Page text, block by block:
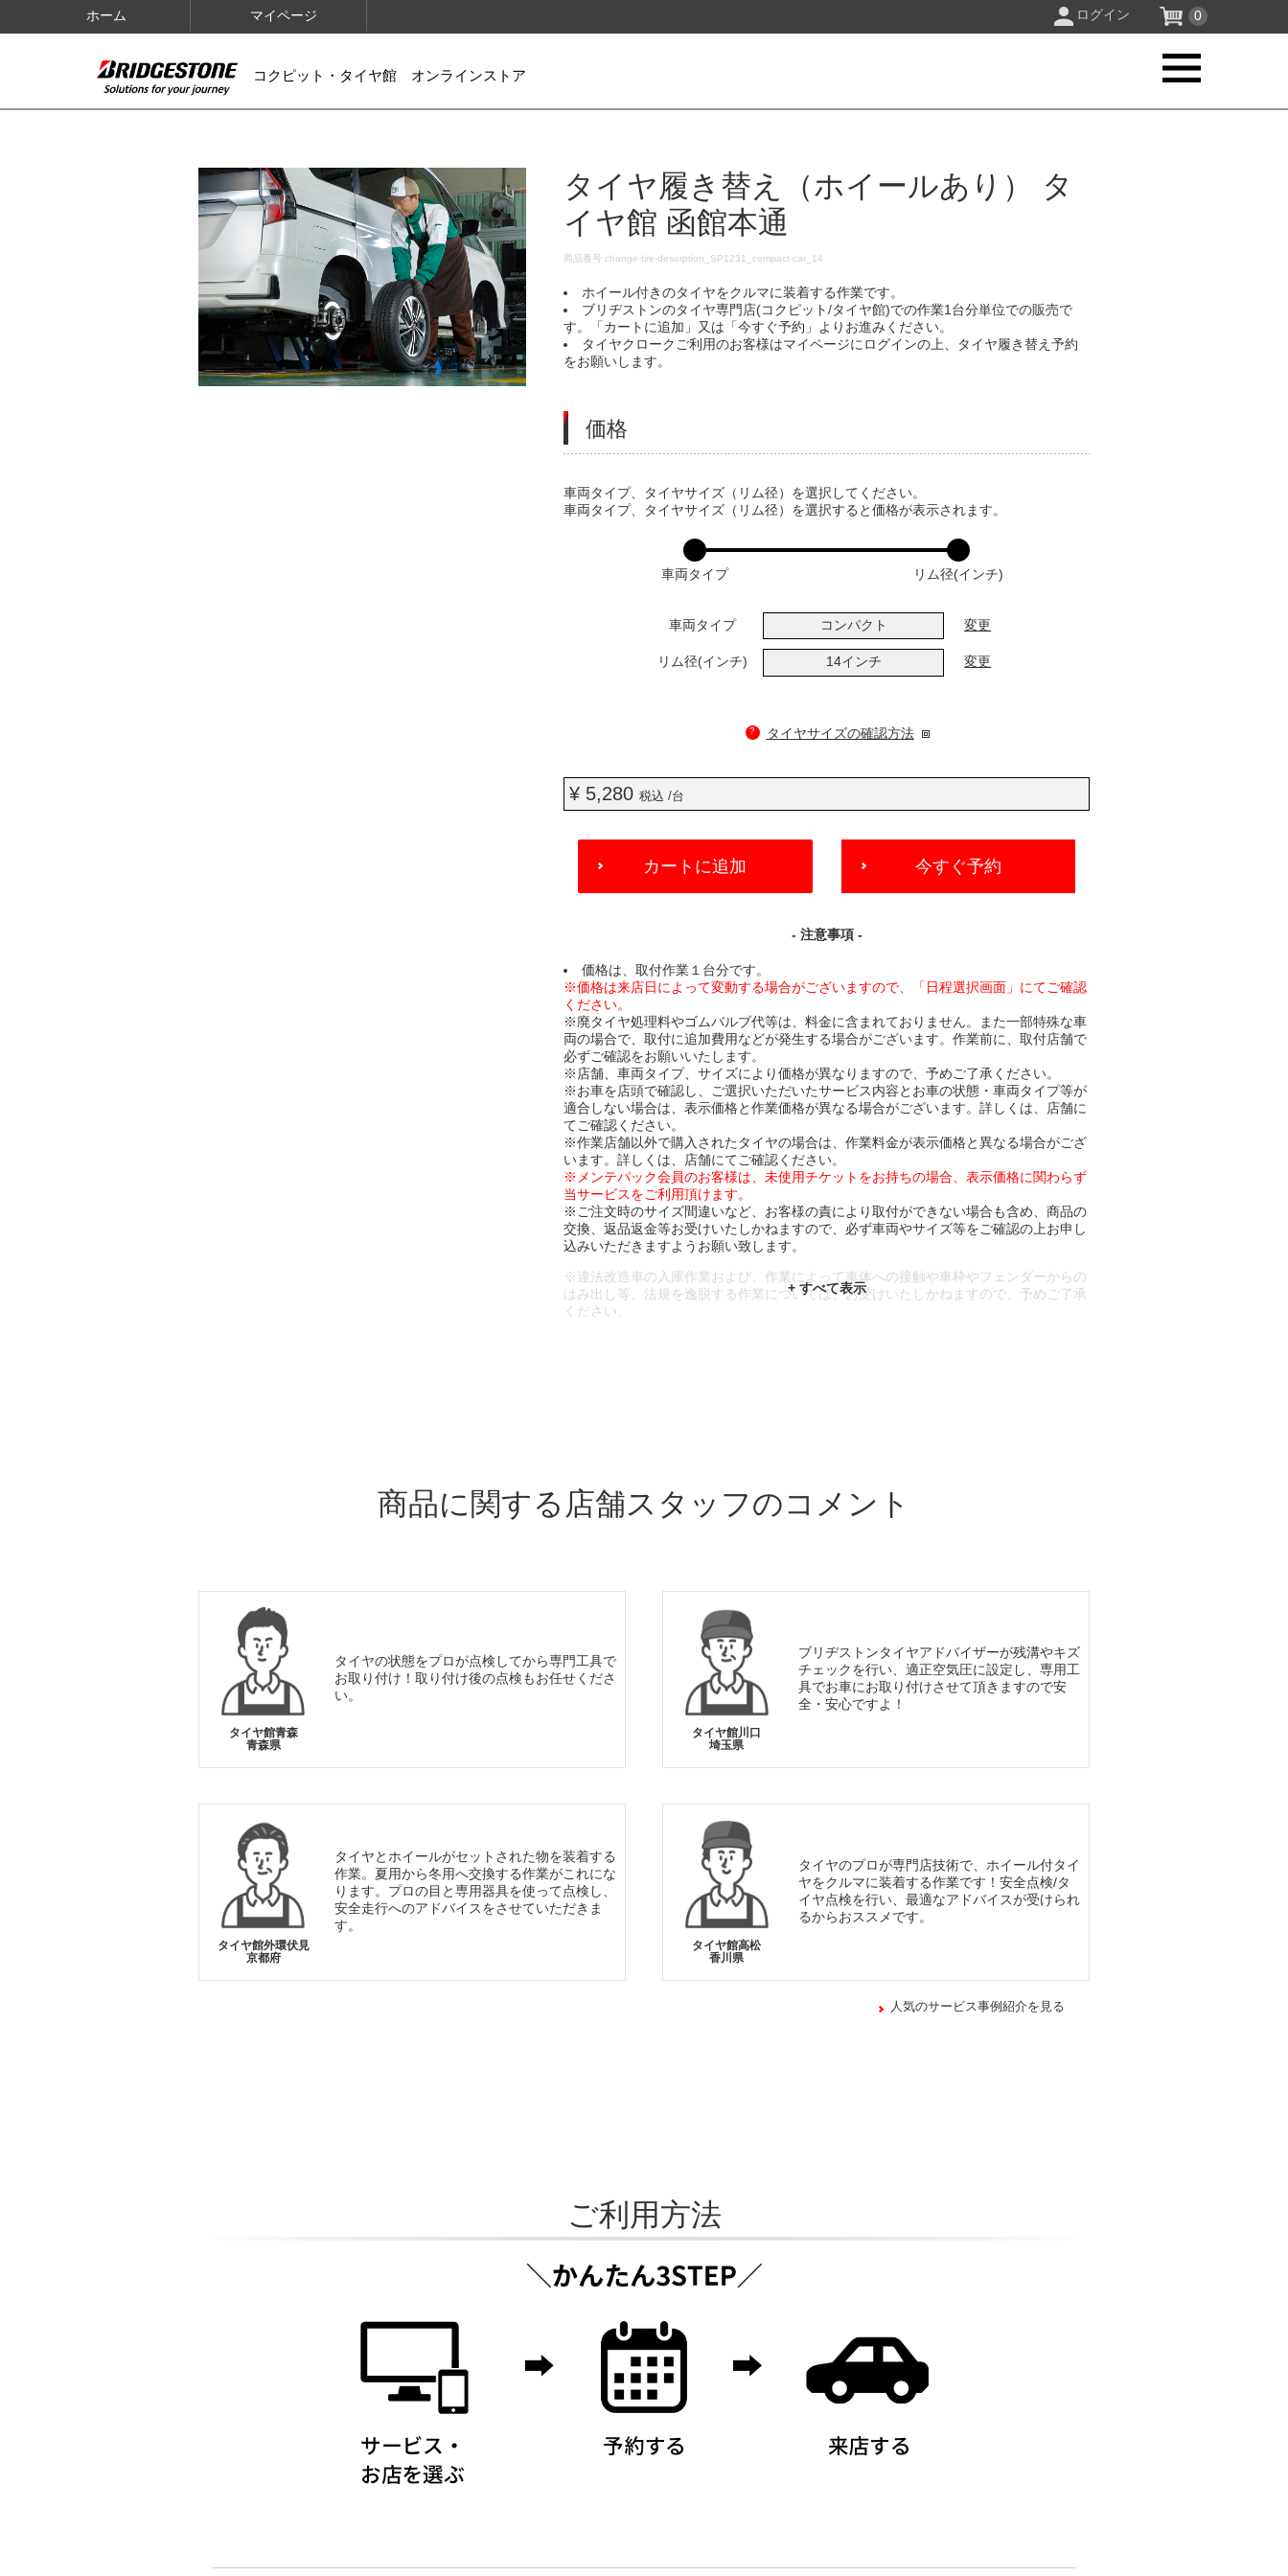
ホーム マイページ ログイン 0
コクピット・タイヤ館 オンラインストア
IMAGES
タイヤ履き替え（ホイールあり） タ
イヤ館 函館本通
DETAILS
商品番号change-tire-desorption_SP1231_compact-car_14
ホイール付きのタイヤをクルマに装着する作業です。
ブリヂストンのタイヤ専門店(コクピット/タイヤ館)での作業1台分単位での販売で
す。「カートに追加」又は「今すぐ予約」よりお進みください。
タイヤクロークご利用のお客様はマイページにログインの上、タイヤ履き替え予約
をお願いします。
価格
VARIATIONS
車両タイプ、タイヤサイズ（リム径）を選択してください。
車両タイプ、タイヤサイズ（リム径）を選択すると価格が表示されます。
車両タイプ リム径(インチ)
車両タイプ コンパクト 変更
リム径(インチ) 14インチ 変更
? タイヤサイズの確認方法
¥ 5,280税込 /台
ADD
CART
カートに追加 今すぐ予約
- 注意事項 -
価格は、取付作業１台分です。
※価格は来店日によって変動する場合がございますので、「日程選択画面」にてご確認
ください。
※廃タイヤ処理料やゴムバルブ代等は、料金に含まれておりません。また一部特殊な車
両の場合で、取付に追加費用などが発生する場合がございます。作業前に、取付店舗で
必ずご確認をお願いいたします。
※店舗、車両タイプ、サイズにより価格が異なりますので、予めご了承ください。
※お車を店頭で確認し、ご選択いただいたサービス内容とお車の状態・車両タイプ等が
適合しない場合は、表示価格と作業価格が異なる場合がございます。詳しくは、店舗に
てご確認ください。
※作業店舗以外で購入されたタイヤの場合は、作業料金が表示価格と異なる場合がござ
います。詳しくは、店舗にてご確認ください。
※メンテパック会員のお客様は、未使用チケットをお持ちの場合、表示価格に関わらず
当サービスをご利用頂けます。
※ご注文時のサイズ間違いなど、お客様の責により取付ができない場合も含め、商品の
交換、返品返金等お受けいたしかねますので、必ず車両やサイズ等をご確認の上お申し
込みいただきますようお願い致します。
※違法改造車の入庫作業および、作業によって車体への接触や車枠やフェンダーからの
はみ出し等、法規を逸脱する作業については、お受けいたしかねますので、予めご了承
ください。
商品に関する店舗スタッフのコメント
タイヤ館青森
青森県
タイヤの状態をプロが点検してから専門工具で
お取り付け！取り付け後の点検もお任せくださ
い。
タイヤ館川口
埼玉県
ブリヂストンタイヤアドバイザーが残溝やキズ
チェックを行い、適正空気圧に設定し、専用工
具でお車にお取り付けさせて頂きますので安
全・安心ですよ！
タイヤ館外環伏見
京都府
タイヤとホイールがセットされた物を装着する
作業。夏用から冬用へ交換する作業がこれにな
ります。プロの目と専用器具を使って点検し、
安全走行へのアドバイスをさせていただきま
す。
タイヤ館高松
香川県
タイヤのプロが専門店技術で、ホイール付タイ
ヤをクルマに装着する作業です！安全点検/タ
イヤ点検を行い、最適なアドバイスが受けられ
るからおススメです。
人気のサービス事例紹介を見る
ご利用方法